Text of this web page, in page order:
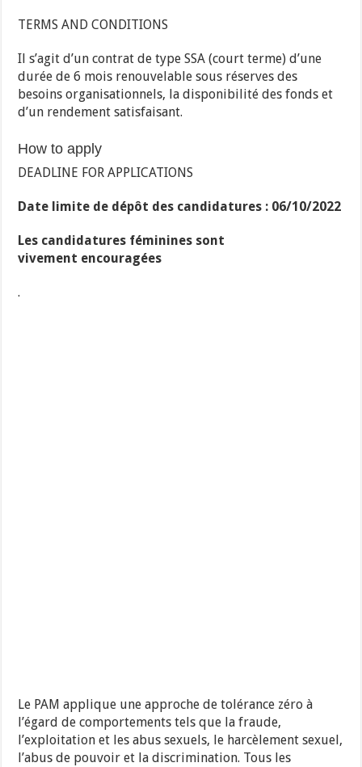
TERMS AND CONDITIONS
Il s’agit d’un contrat de type SSA (court terme) d’une
durée de 6 mois renouvelable sous réserves des
besoins organisationnels, la disponibilité des fonds et
d’un rendement satisfaisant.
How to apply
DEADLINE FOR APPLICATIONS
Date limite de dépôt des candidatures : 06/10/2022
Les candidatures féminines sont
vivement encouragées
.
Le PAM applique une approche de tolérance zéro à
l’égard de comportements tels que la fraude,
l’exploitation et les abus sexuels, le harcèlement sexuel,
l’abus de pouvoir et la discrimination. Tous les